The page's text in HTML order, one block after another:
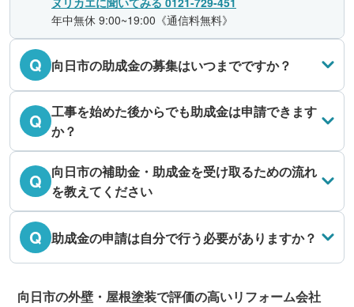
年中無休 9:00~19:00《通信料無料》
Q 向日市の助成金の募集はいつまでですか？
Q 工事を始めた後からでも助成金は申請できます
か？
Q
向日市の補助金・助成金を受け取るための流れ
を教えてください
Q 助成金の申請は自分で行う必要がありますか？
向日市の外壁・屋根塗装で評価の高いリフォーム会社